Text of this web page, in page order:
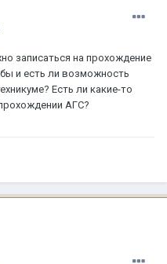
записаться на прохождение
и есть ли возможность
Есть ли какие-то
АГС?